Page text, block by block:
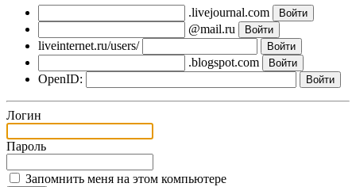
.livejournal.com
@mail.ru
liveinternet.ru/users/
.blogspot.com
OpenID:
Логин
Пароль
Запомнить меня на этом компьютере